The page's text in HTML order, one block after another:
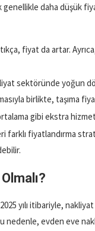
genellikle daha düşük
fiyat da artar.
sektöründe yoğun
birlikte, taşıma
gibi ekstra
farklı fiyatlandırma
yılı itibariyle,
nedenle, evden eve